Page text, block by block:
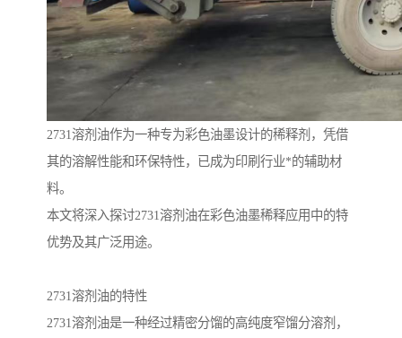
2731溶剂油作为一种专为彩色油墨设计的稀释剂，凭借
其的溶解性能和环保特性，已成为印刷行业*的辅助材
料。
本文将深入探讨2731溶剂油在彩色油墨稀释应用中的特
优势及其广泛用途。
2731溶剂油的特性
2731溶剂油是一种经过精密分馏的高纯度窄馏分溶剂，